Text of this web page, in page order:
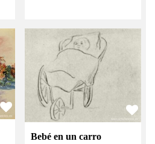
Bebé en un carro